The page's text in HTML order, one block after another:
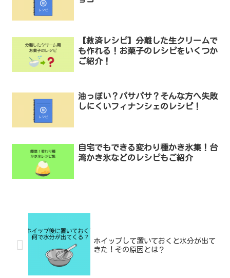
【救済レシピ】分離した生クリームで
も作れる！お菓子のレシピをいくつか
ご紹介！
油っぽい？パサパサ？そんな方へ失敗
しにくいフィナンシェのレシピ！
自宅でもできる変わり種かき氷集！台
湾かき氷などのレシピもご紹介
ホイップして置いておくと水分が出て
きた！その原因とは？